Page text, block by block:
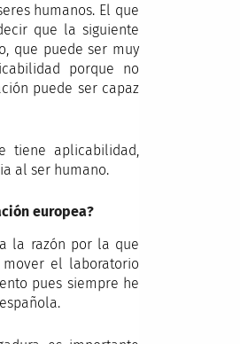
humanos. El que
que la siguiente
que puede ser muy
porque no
puede ser capaz
tiene aplicabilidad,
al ser humano.
europea?
la razón por la que
el laboratorio
pues siempre he